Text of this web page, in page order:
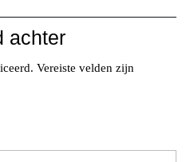
achter
Vereiste velden zijn